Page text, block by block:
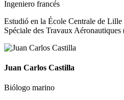
Ingeniero francés
Estudió en la École Centrale de
Spéciale des Travaux
Juan Carlos Castilla
Biólogo marino